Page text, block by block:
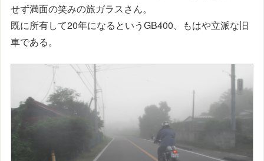
せず満面の笑みの旅ガラスさん。
既に所有して20年になるというGB400、もはや立派な旧
車である。